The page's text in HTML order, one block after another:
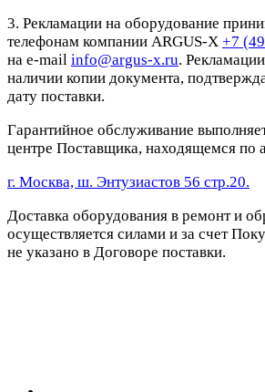
3. Рекламации на оборудование
телефонам компании ARGUS-X +7
на e-mail info@argus-x.ru.
наличии копии документа,
дату поставки.
Гарантийное обслуживание
центре Поставщика, находящемся по
г. Москва, ш. Энтузиастов 56 стр.20.
Доставка оборудования в ремонт и
осуществляется силами и за счет
не указано в Договоре поставки.